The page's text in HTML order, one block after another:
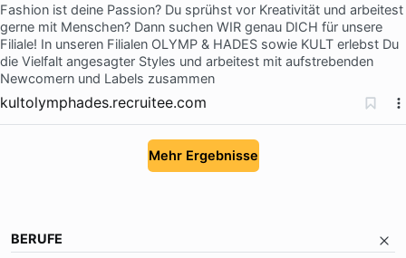
Fashion ist deine Passion? Du sprühst vor Kreativität und arbeitest
gerne mit Menschen? Dann suchen WIR genau DICH für unsere
Filiale! In unseren Filialen OLYMP & HADES sowie KULT erlebst Du
die Vielfalt angesagter Styles und arbeitest mit aufstrebenden
Newcomern und Labels zusammen
kultolymphades.recruitee.com
Mehr Ergebnisse
BERUFE